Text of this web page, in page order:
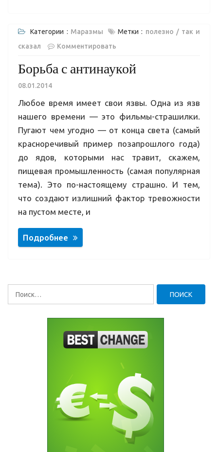
Категории : Маразмы Метки : полезно
так и
сказал
Комментировать
Борьба с антинаукой
08.01.2014
Любое время имеет свои язвы. Одна из язв
нашего времени — это фильмы-страшилки.
Пугают чем угодно — от конца света (самый
красноречивый пример позапрошлого года)
до ядов, которыми нас травит, скажем,
пищевая промышленность (самая популярная
тема). Это по-настоящему страшно. И тем,
что создают излишний фактор тревожности
на пустом месте, и
Подробнее